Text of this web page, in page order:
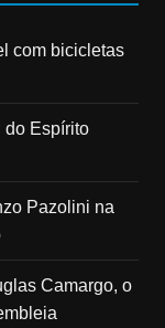
com bicicletas
do Espírito
Pazolini na
Camargo, o